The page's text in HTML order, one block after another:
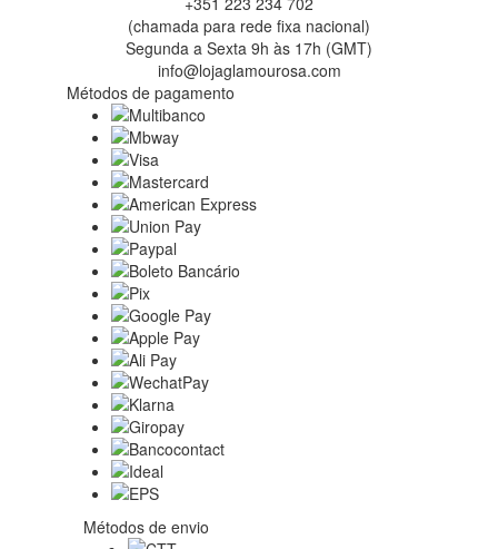
(chamada para rede fixa nacional)
Segunda a Sexta 9h às 17h (GMT)
info@lojaglamourosa.com
Métodos de pagamento
Métodos de envio